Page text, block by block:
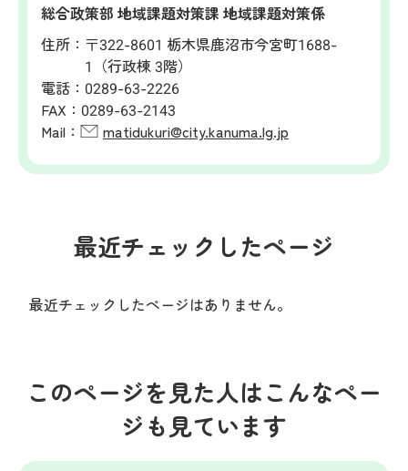
総合政策部 地域課題対策課 地域課題対策係
住所： 〒322-8601 栃木県鹿沼市今宮町1688-
1（行政棟 3階）
電話： 0289-63-2226
FAX： 0289-63-2143
Mail：
matidukuri@city.kanuma.lg.jp
最近チェックしたページ
最近チェックしたページはありません。
このページを見た人はこんなペー
ジも見ています